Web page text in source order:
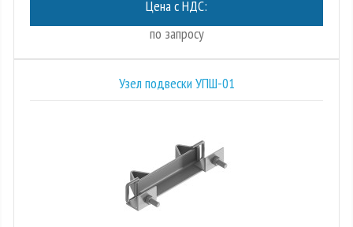
Цена с НДС:
по запросу
Узел подвески УПШ-01